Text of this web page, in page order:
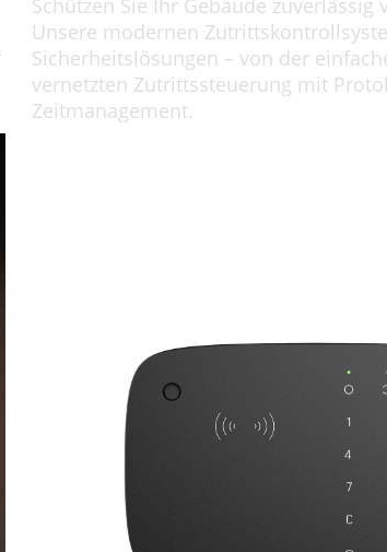
Schützen Sie Ihr Gebäude
Unsere modernen
Sicherheitslösungen – von der
vernetzten Zutrittssteuerung mit
Zeitmanagement.